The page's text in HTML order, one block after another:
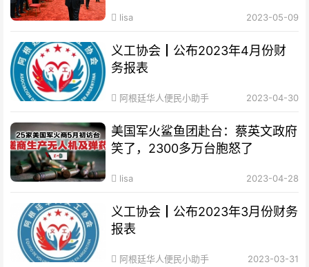
lisa 2023-05-09
义工协会┃公布2023年4月份财
务报表
阿根廷华人便民小助手 2023-04-30
美国军火鲨鱼团赴台：蔡英文政府
笑了，2300多万台胞怒了
lisa 2023-04-28
义工协会┃公布2023年3月份财务
报表
阿根廷华人便民小助手 2023-03-31